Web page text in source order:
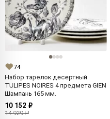
74
Набор тарелок десертный
TULIPES NOIRES 4 предмета GIEN
Шампань 165 мм.
10 152 ₽
14 929 ₽